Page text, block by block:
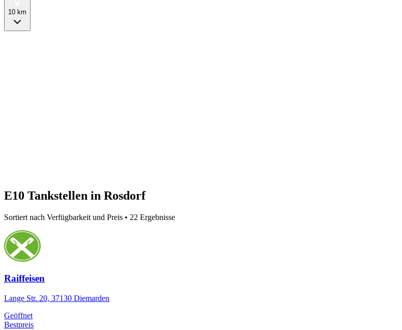
10 km
E10 Tankstellen in Rosdorf
Sortiert nach Verfügbarkeit und Preis • 22 Ergebnisse
Raiffeisen
Lange Str. 20, 37130 Diemarden
Geöffnet
Bestpreis